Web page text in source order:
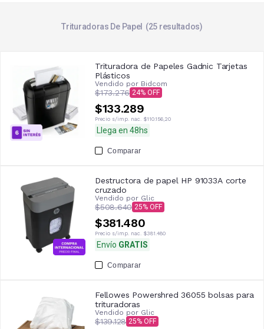
Trituradoras De Papel 25 resultados
Trituradora de Papeles Gadnic Tarjetas
Plásticos
Vendido por Bidcom
$173.276 24
$133.289
Precio s/imp. nac. $110.156,20
Llega en 48hs
Comparar
Destructora de papel HP 91033A corte
cruzado
Vendido por Glic
$508.640 25
$381.480
Precio s/imp. nac. $381.480
Envío GRATIS
Comparar
Fellowes Powershred 36055 bolsas para
trituradoras
Vendido por Glic
$139.128 25